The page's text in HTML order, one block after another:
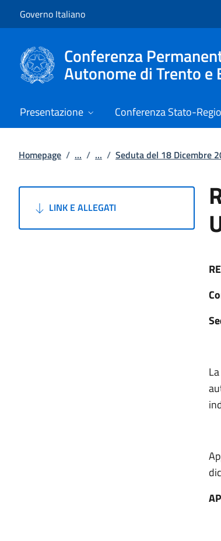
Governo Italiano
Conferenza
Autonome di Trento e
Presentazione Conferenza Stato-
Homepage / ... / ... / Seduta del 18 Dicembre
LINK E ALLEGATI